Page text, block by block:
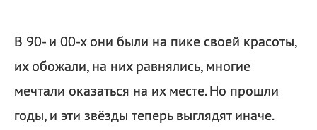
В 90- и 00-х они были на пике своей красоты,
их обожали, на них равнялись, многие
мечтали оказаться на их месте. Но прошли
годы, и эти звёзды теперь выглядят иначе.